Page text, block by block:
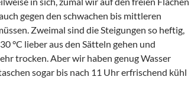
gegen den schwachen bis mittleren
Zweimal sind die Steigungen so heftig,
°C lieber aus den Sätteln gehen und
trocken. Aber wir haben genug Wasser
sogar bis nach 11 Uhr erfrischend kühl